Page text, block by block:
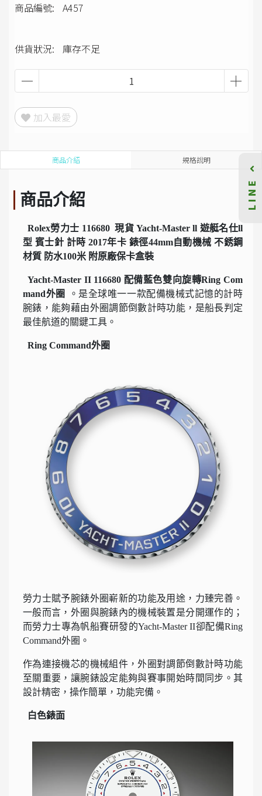
商品編號: A457
供貨狀況: 庫存不足
加入最愛
商品介紹 規格說明
商品介紹
Rolex勞力士 116680 現貨 Yacht-Master ll 遊艇名仕ll
型 賓士針 計時 2017年卡 錶徑44mm自動機械 不銹鋼
材質 防水100米 附原廠保卡盒裝
Yacht-Master II 116680 配備藍色雙向旋轉Ring Com
mand外圈
。是全球唯一一款配備機械式記憶的計時
腕錶，能夠藉由外圈調節倒數計時功能，是船長判定
最佳航道的關鍵工具。
Ring Command外圈
勞力士賦予腕錶外圈嶄新的功能及用途，力臻完善。
一般而言，外圈與腕錶內的機械裝置是分開運作的；
而勞力士專為帆船賽研發的Yacht-Master II卻配備Ring
Command外圈。
作為連接機芯的機械組件，外圈對調節倒數計時功能
至關重要，讓腕錶設定能夠與賽事開始時間同步。其
設計精密，操作簡單，功能完備。
白色錶面
LINE